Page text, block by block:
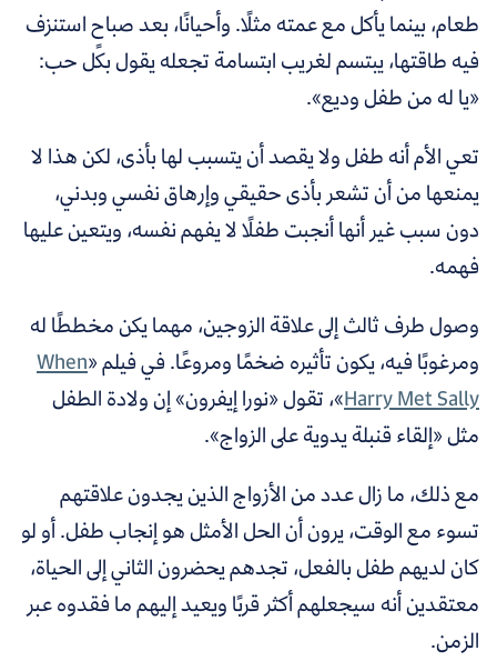
طعام، بينما يأكل مع عمته مثلًا. وأحيانًا، بعد صباحٍ استنزف
فيه طاقتها، يبتسم لغريب ابتسامة تجعله يقول بكل حب:
«يا له من طفل وديع».
تعي الأم أنه طفل ولا يقصد أن يتسبب لها بأذى، لكن هذا لا
يمنعها من أن تشعر بأذى حقيقي وإرهاق نفسي وبدني،
دون سبب غير أنها أنجبت طفلًا لا يفهم نفسه، ويتعين عليها
فهمه.
وصول طرف ثالث إلى علاقة الزوجين، مهما يكن مخططًا له
ومرغوبًا فيه، يكون تأثيره ضخمًا ومروعًا. في فيلم «When
Harry Met Sally»، تقول «نورا إيفرون»إن ولادة الطفل
مثل «إلقاء قنبلة يدوية على الزواج».
مع ذلك، ما زال عدد من الأزواج الذين يجدون علاقتهم
تسوء مع الوقت، يرون أن الحل الأمثل هو إنجاب طفل. أو لو
كان لديهم طفل بالفعل، تجدهم يحضرون الثاني إلى الحياة،
معتقدين أنه سيجعلهم أكثر قربًا ويعيد إليهم ما فقدوه عبر
الزمن.